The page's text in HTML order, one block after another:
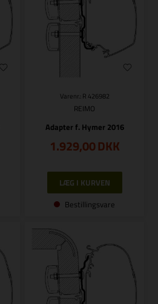
Varenr.: R 426982
REIMO
Adapter f. Hymer 2016
1.929,00DKK
Bestillingsvare